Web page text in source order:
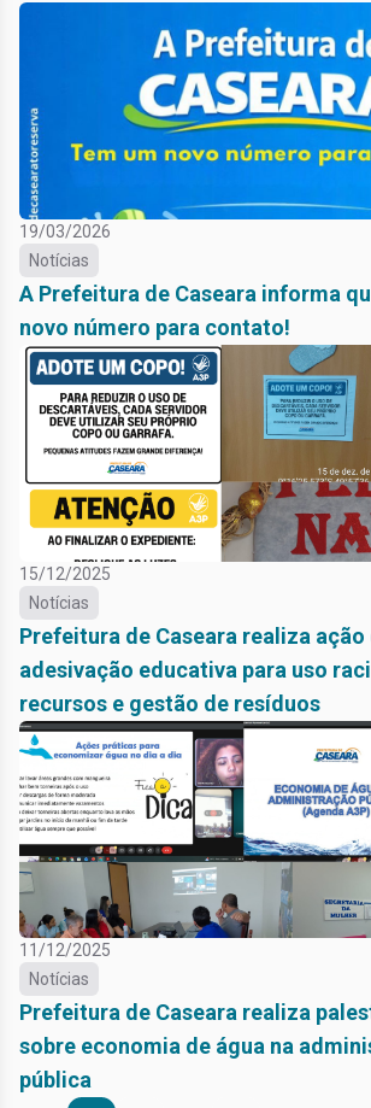
19/03/2026
Notícias
A Prefeitura de Caseara informa
novo número para contato!
15/12/2025
Notícias
Prefeitura de Caseara realiza ação
adesivação educativa para uso
recursos e gestão de resíduos
11/12/2025
Notícias
Prefeitura de Caseara realiza
sobre economia de água na
pública